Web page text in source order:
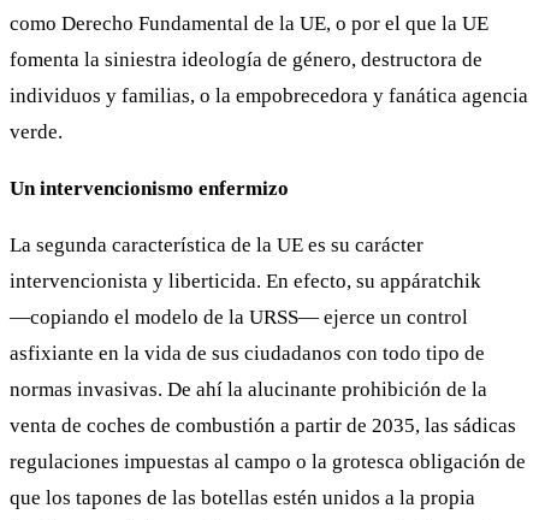
como Derecho Fundamental de la UE, o por el que la UE
fomenta la siniestra ideología de género, destructora de
individuos y familias, o la empobrecedora y fanática agencia
verde.
Un intervencionismo enfermizo
La segunda característica de la UE es su carácter
intervencionista y liberticida. En efecto, su appáratchik
―copiando el modelo de la URSS― ejerce un control
asfixiante en la vida de sus ciudadanos con todo tipo de
normas invasivas. De ahí la alucinante prohibición de la
venta de coches de combustión a partir de 2035, las sádicas
regulaciones impuestas al campo o la grotesca obligación de
que los tapones de las botellas estén unidos a la propia